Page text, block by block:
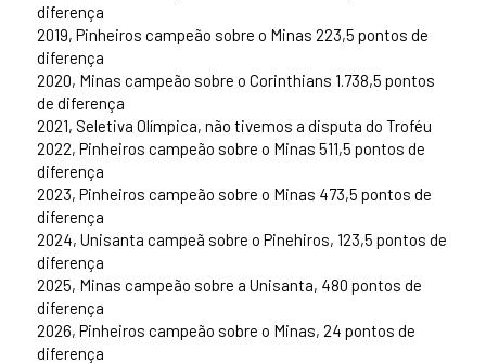
diferença
2019, Pinheiros campeão sobre o Minas 223,5 pontos de
diferença
2020, Minas campeão sobre o Corinthians 1.738,5 pontos
de diferença
2021, Seletiva Olímpica, não tivemos a disputa do Troféu
2022, Pinheiros campeão sobre o Minas 511,5 pontos de
diferença
2023, Pinheiros campeão sobre o Minas 473,5 pontos de
diferença
2024, Unisanta campeã sobre o Pinehiros, 123,5 pontos de
diferença
2025, Minas campeão sobre a Unisanta, 480 pontos de
diferença
2026, Pinheiros campeão sobre o Minas, 24 pontos de
diferença